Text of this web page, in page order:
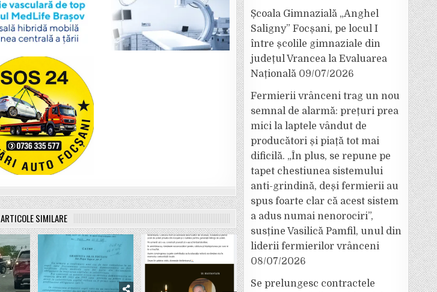
ARTICOLE SIMILARE
Școala Gimnazială „Anghel
Saligny” Focșani, pe locul I
între școlile gimnaziale din
județul Vrancea la Evaluarea
Națională 09/07/2026
Fermierii vrânceni trag un nou
semnal de alarmă: prețuri prea
mici la laptele vândut de
producători și piață tot mai
dificilă. „În plus, se repune pe
tapet chestiunea sistemului
anti-grindină, deși fermierii au
spus foarte clar că acest sistem
a adus numai nenorociri”,
susține Vasilică Pamfil, unul din
liderii fermierilor vrânceni
08/07/2026
Se prelungesc contractele